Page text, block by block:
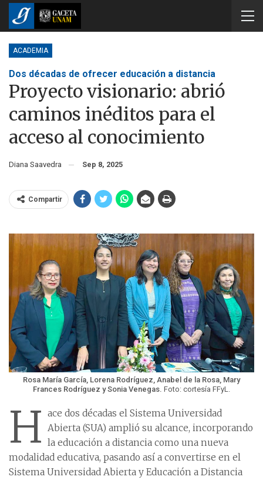
ACADEMIA
Dos décadas de ofrecer educación a distancia
Proyecto visionario: abrió
caminos inéditos para el
acceso al conocimiento
Diana Saavedra Sep 8, 2025
Compartir
Rosa María García, Lorena Rodríguez, Anabel de la Rosa, Mary
Frances Rodríguez y Sonia Venegas. Foto: cortesía FFyL.
H ace dos décadas el Sistema Universidad
Abierta (SUA) amplió su alcance, incorporando
la educación a distancia como una nueva
modalidad educativa, pasando así a convertirse en el
Sistema Universidad Abierta y Educación a Distancia